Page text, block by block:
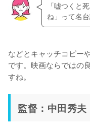
「嘘つくと
ね」って名
などとキャッチコピー
です。映画ならではの
すね。
監督：中田秀夫